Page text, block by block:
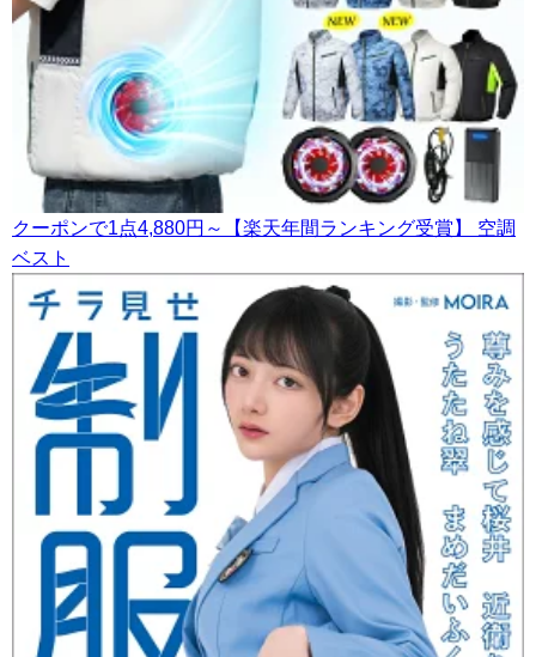
クーポンで1点4,880円～【楽天年間ランキング受賞】 空調
ベスト